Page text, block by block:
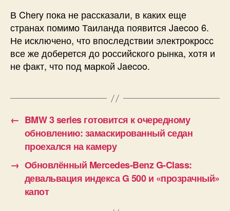
В Chery пока не рассказали, в каких еще
странах помимо Таиланда появится Jaecoo 6.
Не исключено, что впоследствии электрокросс
все же доберется до российского рынка, хотя и
не факт, что под маркой Jaecoo.
← BMW 3 series готовится к очередному
обновлению: замаскированный седан
проехался на камеру
→ Обновлённый Mercedes-Benz G-Class:
девальвация индекса G 500 и «прозрачный»
капот